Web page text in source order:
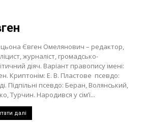
Євген Омелянович – редактор,
журналіст, громадсько-
діяч. Варіант правопису імені:
Криптонім: Е. В. Пластове псевдо:
Підпільні псевдо: Беран, Волянський,
Турчин. Народився у сім’ї...
далі